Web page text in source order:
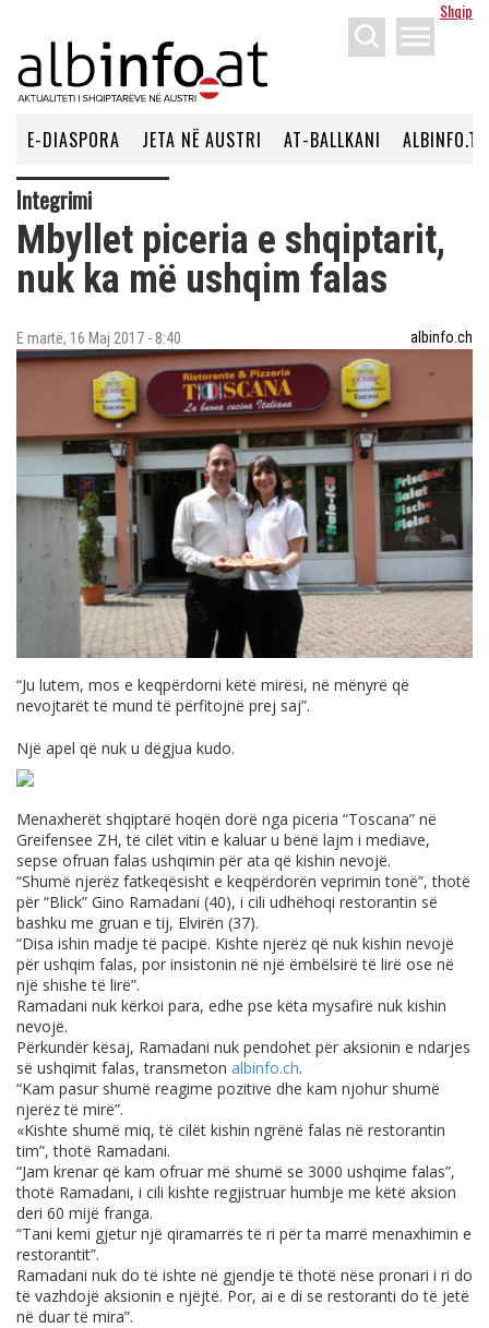
Shqip
menu
E-DIASPORA JETA NË AUSTRI AT-BALLKANI ALBINFO.TV
Integrimi
Mbyllet piceria e shqiptarit,
nuk ka më ushqim falas
E martë, 16 Maj 2017 - 8:40 albinfo.ch
“Ju lutem, mos e keqpërdorni këtë mirësi, në mënyrë që
nevojtarët të mund të përfitojnë prej saj”.
Një apel që nuk u dëgjua kudo.
Menaxherët shqiptarë hoqën dorë nga piceria “Toscana” në
Greifensee ZH, të cilët vitin e kaluar u bënë lajm i mediave,
sepse ofruan falas ushqimin për ata që kishin nevojë.
“Shumë njerëz fatkeqësisht e keqpërdorën veprimin tonë”, thotë
për “Blick” Gino Ramadani (40), i cili udhëhoqi restorantin së
bashku me gruan e tij, Elvirën (37).
“Disa ishin madje të pacipë. Kishte njerëz që nuk kishin nevojë
për ushqim falas, por insistonin në një ëmbëlsirë të lirë ose në
një shishe të lirë”.
Ramadani nuk kërkoi para, edhe pse këta mysafirë nuk kishin
nevojë.
Përkundër kësaj, Ramadani nuk pendohet për aksionin e ndarjes
së ushqimit falas, transmeton albinfo.ch.
“Kam pasur shumë reagime pozitive dhe kam njohur shumë
njerëz të mirë”.
«Kishte shumë miq, të cilët kishin ngrënë falas në restorantin
tim”, thotë Ramadani.
“Jam krenar që kam ofruar më shumë se 3000 ushqime falas”,
thotë Ramadani, i cili kishte regjistruar humbje me këtë aksion
deri 60 mijë franga.
“Tani kemi gjetur një qiramarrës të ri për ta marrë menaxhimin e
restorantit”.
Ramadani nuk do të ishte në gjendje të thotë nëse pronari i ri do
të vazhdojë aksionin e njëjtë. Por, ai e di se restoranti do të jetë
në duar të mira”.